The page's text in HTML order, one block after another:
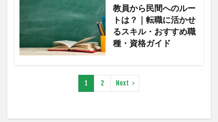
教員から民間へのルー
トは？｜転職に活かせ
るスキル・おすすめ職
種・資格ガイド
1 2 Next